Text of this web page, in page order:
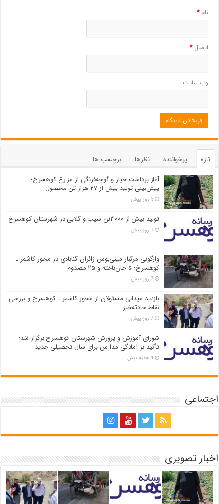
نام*
ایمیل*
وب‌ سایت
تازه پرخواننده نظرها
برچسب ها
آغاز برداشت خیار و گوجه‌فرنگی از مزارع کوهسرخ؛
پیش‌بینی تولید بیش از ۲۷ هزار تن محصول
3 روز پیش
تولید بیش از ۳۰۰۰تن سیب و گلابی در شهرستان کوهسرخ
7 روز پیش
واژگونی مرگبار مینی‌بوس زائران گنابادی در محور کاشمر ـ
کوهسرخ؛ ۵ جان‌باخته و ۲۵ مصدوم
7 روز پیش
بازدید میدانی مسئولان از محور کاشمر ـ کوهسرخ و بررسی
نقاط حادثه‌خیز
7 روز پیش
شورای آموزش و پرورش شهرستان کوهسرخ برگزار شد؛
تأکید بر آمادگی مدارس برای سال تحصیلی جدید
1 هفته پیش
اجتماعی
اخبار تصویری